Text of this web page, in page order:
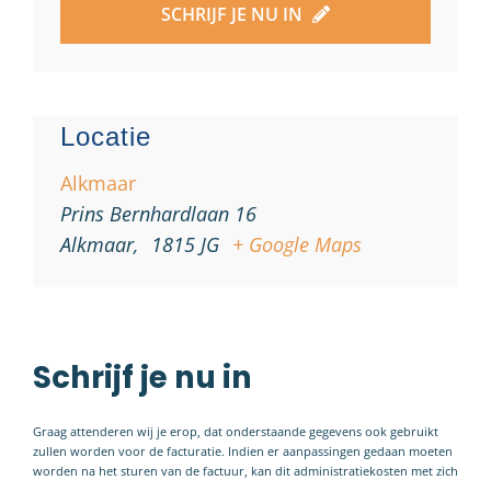
SCHRIJF JE NU IN
Locatie
Alkmaar
Prins Bernhardlaan 16
Alkmaar, 1815 JG + Google Maps
Schrijf je nu in
Graag attenderen wij je erop, dat onderstaande gegevens ook gebruikt
zullen worden voor de facturatie. Indien er aanpassingen gedaan moeten
worden na het sturen van de factuur, kan dit administratiekosten met zich